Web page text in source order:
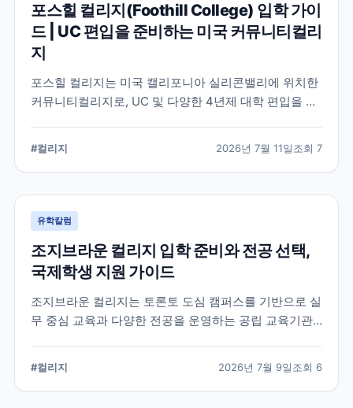
포스힐 컬리지(Foothill College) 입학 가이
드 | UC 편입을 준비하는 미국 커뮤니티컬리
지
포스힐 컬리지는 미국 캘리포니아 실리콘밸리에 위치한
커뮤니티컬리지로, UC 및 다양한 4년제 대학 편입을 목
으로 입학 준비에 필요한 내용을 정리했습니다.
#컬리지 2026년 7월 11일조회 7
유학칼럼
조지브라운 컬리지 입학 준비와 전공 선택,
국제학생 지원 가이드
조지브라운 컬리지는 토론토 도심 캠퍼스를 기반으로 실
무 중심 교육과 다양한 전공을 운영하는 공립 교육기관
#컬리지 2026년 7월 9일조회 6